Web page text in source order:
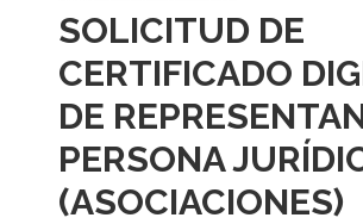
SOLICITUD DE
CERTIFICADO
DE
PERSONA
(ASOCIACIONES)